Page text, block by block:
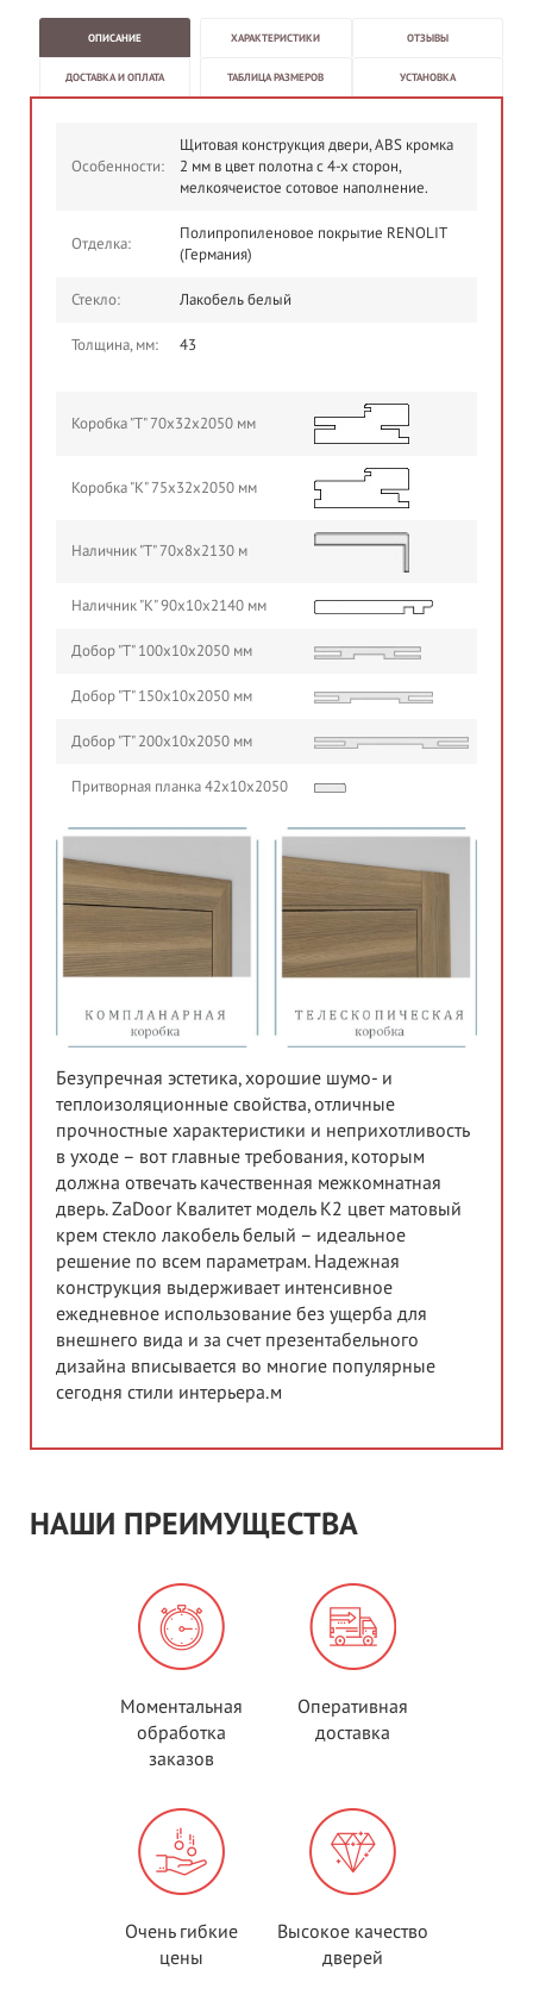
ОПИСАНИЕ ХАРАКТЕРИСТИКИ ОТЗЫВЫ
ДОСТАВКА И ОПЛАТА ТАБЛИЦА РАЗМЕРОВ УСТАНОВКА
Особенности:
Щитовая конструкция двери, ABS кромка
2 мм в цвет полотна с 4-х сторон,
мелкоячеистое сотовое наполнение.
Отделка:
Полипропиленовое покрытие RENOLIT
(Германия)
Стекло: Лакобель белый
Толщина, мм: 43
Коробка "Т" 70х32х2050 мм
Коробка "К" 75х32х2050 мм
Наличник "Т" 70х8х2130 м
Наличник "К" 90х10х2140 мм
Добор "Т" 100х10х2050 мм
Добор "Т" 150х10х2050 мм
Добор "Т" 200х10х2050 мм
Притворная планка 42х10х2050
Безупречная эстетика, хорошие шумо- и
теплоизоляционные свойства, отличные
прочностные характеристики и неприхотливость
в уходе – вот главные требования, которым
должна отвечать качественная межкомнатная
дверь. ZaDoor Квалитет модель K2 цвет матовый
крем стекло лакобель белый – идеальное
решение по всем параметрам. Надежная
конструкция выдерживает интенсивное
ежедневное использование без ущерба для
внешнего вида и за счет презентабельного
дизайна вписывается во многие популярные
сегодня стили интерьера.м
НАШИ ПРЕИМУЩЕСТВА
Моментальная
обработка
заказов
Оперативная
доставка
Очень гибкие
цены
Высокое качество
дверей